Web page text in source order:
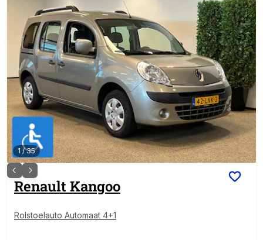
1 /35
Renault Kangoo
Rolstoelauto Automaat 4+1